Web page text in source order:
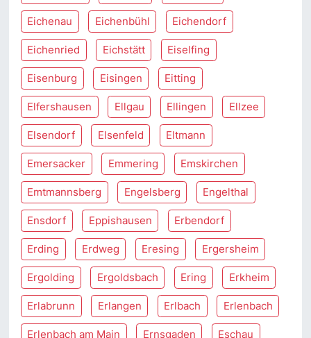
Eichenau Eichenbühl Eichendorf
Eichenried Eichstätt Eiselfing
Eisenburg Eisingen Eitting
Elfershausen Ellgau Ellingen Ellzee
Elsendorf Elsenfeld Eltmann
Emersacker Emmering Emskirchen
Emtmannsberg Engelsberg Engelthal
Ensdorf Eppishausen Erbendorf
Erding Erdweg Eresing Ergersheim
Ergolding Ergoldsbach Ering Erkheim
Erlabrunn Erlangen Erlbach Erlenbach
Erlenbach am Main Ernsgaden Eschau